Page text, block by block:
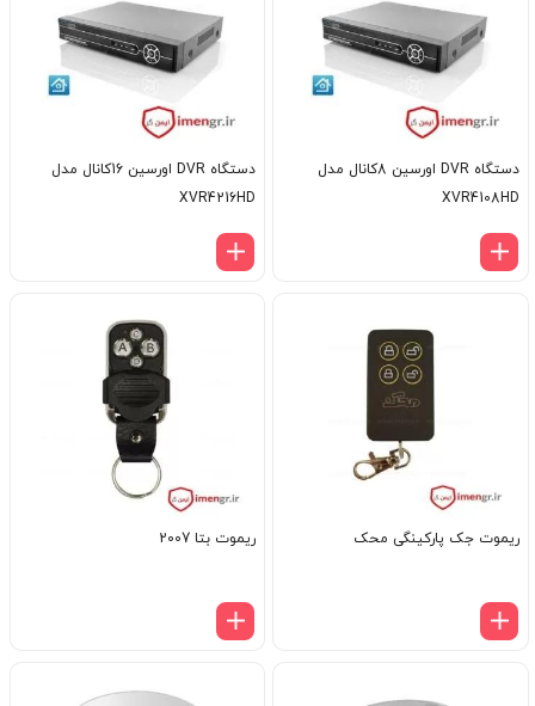
دستگاه DVR اورسین 8کانال مدل
XVR4108HD
دستگاه DVR اورسین 16کانال مدل
XVR4216HD
ریموت جک پارکینگی محک ریموت بتا 2007